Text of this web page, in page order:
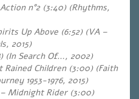
n°2 (3:40) (Rhythms,
Up Above (6:52) (VA –
2015)
(In Search Of…, 2002)
Rained Children (3:00) (Faith
1953-1976, 2015)
Midnight Rider (3:00)